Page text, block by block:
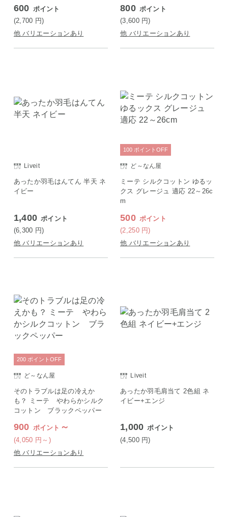
600 ポイント
(2,700 円)
他 バリエーションあり
800 ポイント
(3,600 円)
他 バリエーションあり
Liveit
あったか羽毛はんてん 半天 ネ
イビー
1,400 ポイント
(6,300 円)
他 バリエーションあり
ど～なん屋
ミーテ シルクコットン ゆるッ
クス グレージュ 適応 22～26c
m
500 ポイント
(2,250 円)
100 ポイント OFF
他 バリエーションあり
ど～なん屋
そのトラブルは足の冷えか
も？ ミーテ やわらかシルク
コットン ブラックペッパー
900 ポイント ～
(4,050 円 ～)
200 ポイント OFF
他 バリエーションあり
Liveit
あったか羽毛肩当て 2色組 ネ
イビー+エンジ
1,000 ポイント
(4,500 円)